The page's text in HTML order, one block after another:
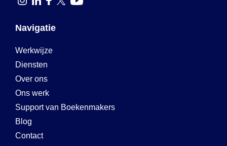
Navigatie
Werkwijze
Diensten
Over ons
Ons werk
Support van Boekenmakers
Blog
Contact